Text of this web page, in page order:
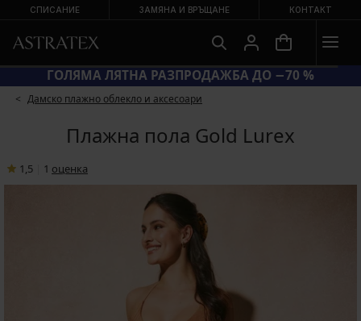
СПИСАНИЕ ЗАМЯНА И ВРЪЩАНЕ КОНТАКТ
ГОЛЯМА
BRA20 = СУТИЕНИ −20 %
Дамско плажно облекло и аксесоари
Плажна пола Gold Lurex
1,5 1 oценка